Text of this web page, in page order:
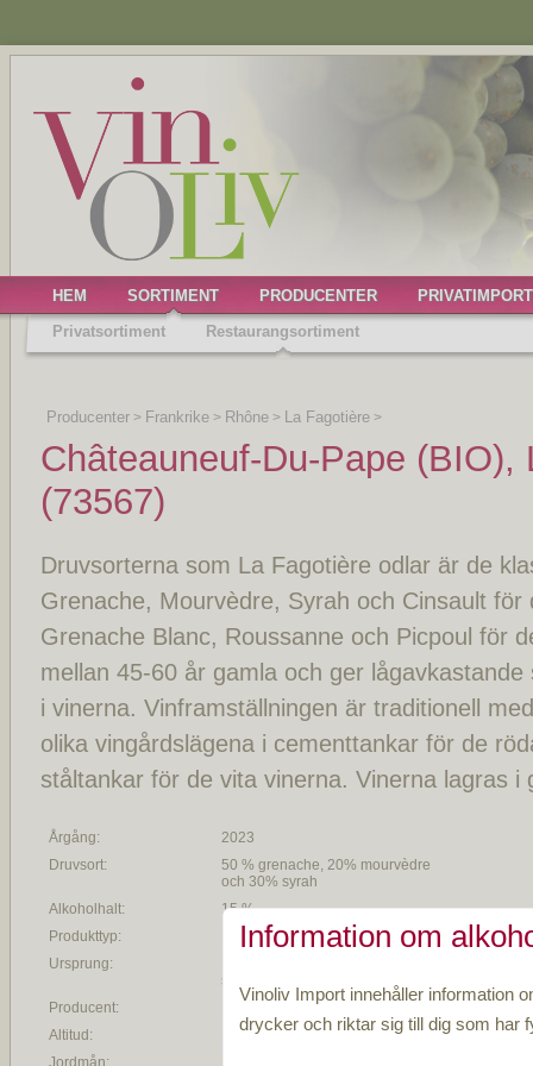
HEM SORTIMENT PRODUCENTER
PRIVATIMPORT
Privatsortiment
Restaurangsortiment
Producenter > Frankrike > Rhône > La Fagotière >
Châteauneuf-Du-Pape (BIO),
(73567)
Druvsorterna som La Fagotière odlar är de
Grenache, Mourvèdre, Syrah och Cinsault för
Grenache Blanc, Roussanne och Picpoul för
mellan 45-60 år gamla och ger
i vinerna. Vinframställningen är traditionell
olika vingårdslägena i cementtankar för de
ståltankar för de vita vinerna. Vinerna lagras
Årgång:
2023
Druvsort:
50 % grenache, 20% mourvèdre
och 30% syrah
Alkoholhalt:
15 %
Produkttyp:
Rött vin
Ursprung:
staden Châteauneuf
Producent:
Altitud:
170 m ö h
Jordmån:
Information om
Vinoliv Import innehåller information
drycker och riktar sig till dig som har